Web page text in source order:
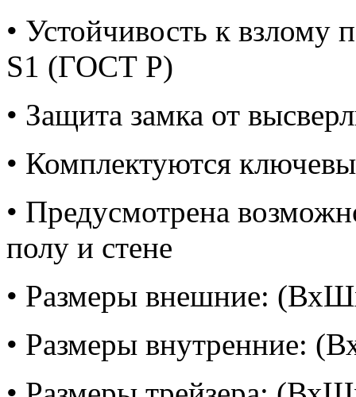
• Устойчивость к
S1 (ГОСТ Р)
• Защита замка от
• Комплектуются
• Предусмотрена
полу и стене
• Размеры внешние:
• Размеры внутренние: